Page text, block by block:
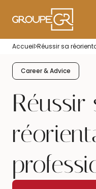
Accueil Réussir sa
Career & Advice
Réussir